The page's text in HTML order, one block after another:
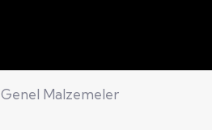
Genel Malzemeler